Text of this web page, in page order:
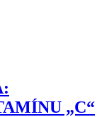
„C“